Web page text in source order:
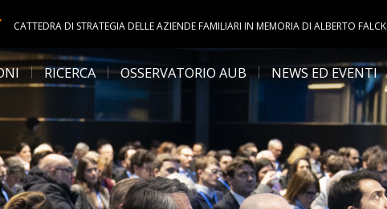
CATTEDRA DI STRATEGIA DELLE AZIENDE FAMILIARI IN MEMORIA DI ALBERTO FALCK
RICERCA OSSERVATORIO AUB NEWS ED EVENTI